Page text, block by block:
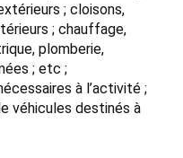
; cloisons,
; chauffage,
plomberie,
; etc ;
à l’activité ;
véhicules destinés à